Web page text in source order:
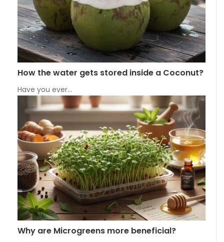
How the water gets stored inside a Coconut?
Have you ever…
Why are Microgreens more beneficial?